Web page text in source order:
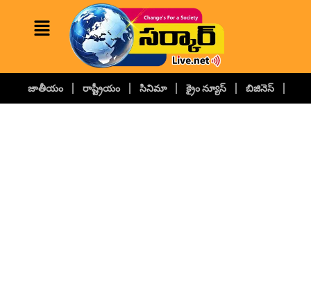
జాతీయం రాష్ట్రీయం సినిమా క్రైం న్యూస్ బిజినెస్